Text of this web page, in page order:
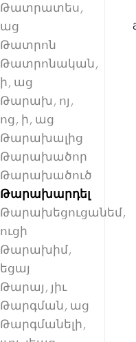
Թատրատես,
աց
Թատրոն
Թատրոնական,
ի, աց
Թարախ, ոյ,
ոց, ի, աց
Թարախալից
Թարախածոր
Թարախածուծ
Թարախարդել
Թարախեցուցանեմ,
ուցի
Թարախիմ,
եցայ
Թարայ, յիւ
Թարգման, աց
Թարգմանելի,